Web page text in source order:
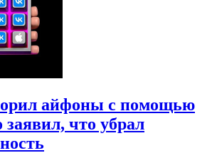
айфоны с помощью
что убрал